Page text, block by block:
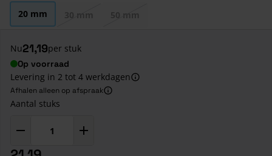
20 mm
Nu21,19per stuk
Op voorraad
Levering in 2 tot 4 werkdagen
Afhalen alleen op afspraak
Aantal stuks